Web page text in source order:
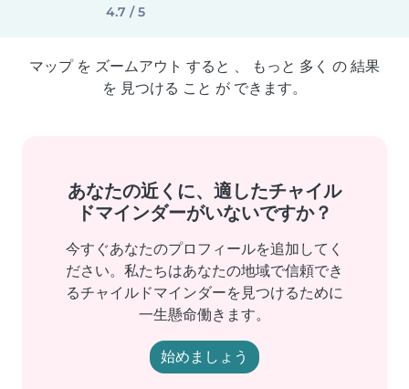
4.7 / 5
マップ を ズームアウト すると 、 もっと 多く の 結果
を 見つける こと が できます。
あなたの近くに、適したチャイル
ドマインダーがいないですか？
今すぐあなたのプロフィールを追加してく
ださい。私たちはあなたの地域で信頼でき
るチャイルドマインダーを見つけるために
一生懸命働きます。
始めましょう